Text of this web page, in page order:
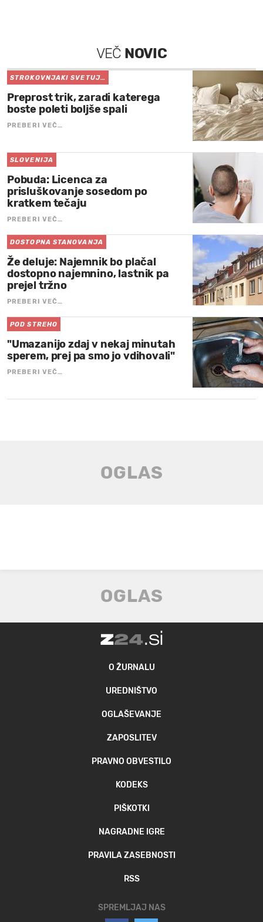
VEČ NOVIC
STROKOVNJAKI SVETUJ…
Preprost trik, zaradi katerega
boste poleti boljše spali
PREBERI VEČ…
SLOVENIJA
Pobuda: Licenca za
prisluškovanje sosedom po
kratkem tečaju
PREBERI VEČ…
DOSTOPNA STANOVANJA
Že deluje: Najemnik bo plačal
dostopno najemnino, lastnik pa
prejel tržno
PREBERI VEČ…
POD STREHO
"Umazanijo zdaj v nekaj minutah
sperem, prej pa smo jo vdihovali"
PREBERI VEČ…
O ŽURNALU
UREDNIŠTVO
OGLAŠEVANJE
ZAPOSLITEV
PRAVNO OBVESTILO
KODEKS
PIŠKOTKI
NAGRADNE IGRE
PRAVILA ZASEBNOSTI
RSS
SPREMLJAJ NAS